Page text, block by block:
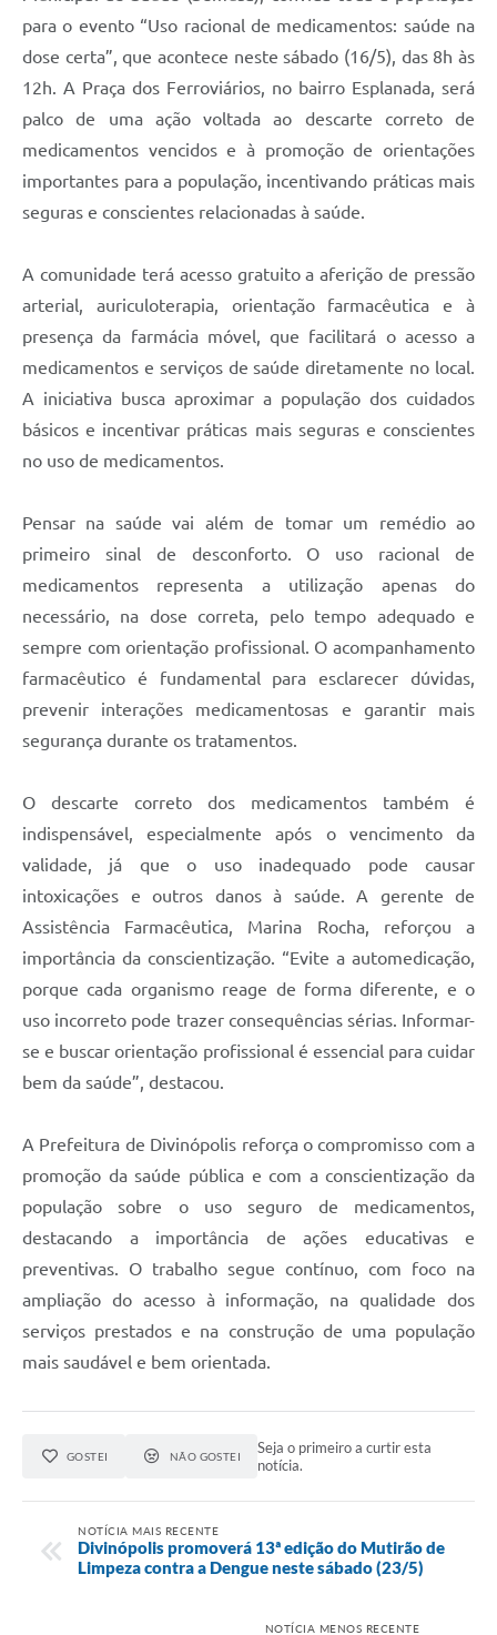
para o evento “Uso racional de medicamentos: saúde na
dose certa”, que acontece neste sábado (16/5), das 8h às
12h. A Praça dos Ferroviários, no bairro Esplanada, será
palco de uma ação voltada ao descarte correto de
medicamentos vencidos e à promoção de orientações
importantes para a população, incentivando práticas mais
seguras e conscientes relacionadas à saúde.
A comunidade terá acesso gratuito a aferição de pressão
arterial, auriculoterapia, orientação farmacêutica e à
presença da farmácia móvel, que facilitará o acesso a
medicamentos e serviços de saúde diretamente no local.
A iniciativa busca aproximar a população dos cuidados
básicos e incentivar práticas mais seguras e conscientes
no uso de medicamentos.
Pensar na saúde vai além de tomar um remédio ao
primeiro sinal de desconforto. O uso racional de
medicamentos representa a utilização apenas do
necessário, na dose correta, pelo tempo adequado e
sempre com orientação profissional. O acompanhamento
farmacêutico é fundamental para esclarecer dúvidas,
prevenir interações medicamentosas e garantir mais
segurança durante os tratamentos.
O descarte correto dos medicamentos também é
indispensável, especialmente após o vencimento da
validade, já que o uso inadequado pode causar
intoxicações e outros danos à saúde. A gerente de
Assistência Farmacêutica, Marina Rocha, reforçou a
importância da conscientização. “Evite a automedicação,
porque cada organismo reage de forma diferente, e o
uso incorreto pode trazer consequências sérias. Informar-
se e buscar orientação profissional é essencial para cuidar
bem da saúde”, destacou.
A Prefeitura de Divinópolis reforça o compromisso com a
promoção da saúde pública e com a conscientização da
população sobre o uso seguro de medicamentos,
destacando a importância de ações educativas e
preventivas. O trabalho segue contínuo, com foco na
ampliação do acesso à informação, na qualidade dos
serviços prestados e na construção de uma população
mais saudável e bem orientada.
GOSTEI NÃO GOSTEI
Seja o primeiro a curtir esta
notícia.
NOTÍCIA MAIS RECENTE
Divinópolis promoverá 13ª edição do Mutirão de
Limpeza contra a Dengue neste sábado (23/5)
NOTÍCIA MENOS RECENTE